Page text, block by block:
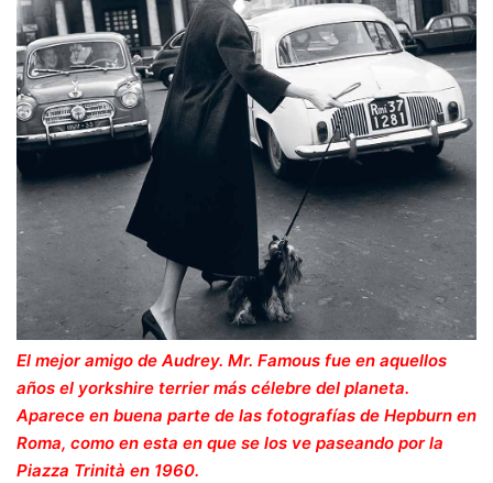
El mejor amigo de Audrey. Mr. Famous fue en aquellos
años el yorkshire terrier más célebre del planeta.
Aparece en buena parte de las fotografías de Hepburn en
Roma, como en esta en que se los ve paseando por la
Piazza Trinità en 1960.